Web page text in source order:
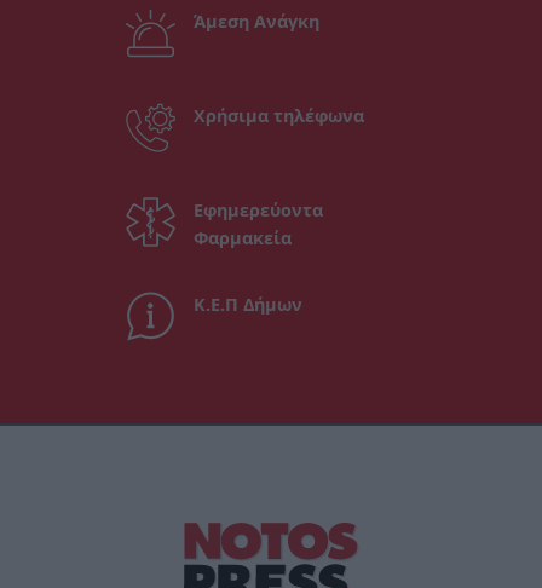
Άμεση Ανάγκη
Χρήσιμα τηλέφωνα
Εφημερεύοντα
Φαρμακεία
Κ.Ε.Π Δήμων